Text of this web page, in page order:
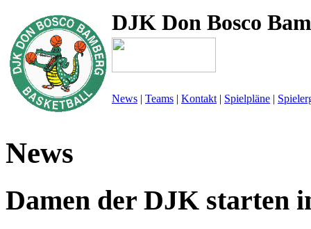
DJK Don Bosco
News | Teams | Kontakt | Spielpläne |
News
Damen der DJK starten